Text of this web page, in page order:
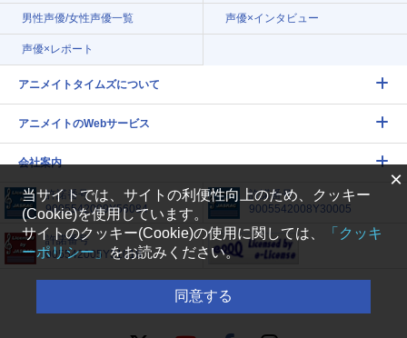
男性声優/女性声優一覧 声優×インタビュー
声優×レポート
アニメイトタイムズについて
アニメイトのWebサービス
会社案内
許諾番号
9005542009Y56084
許諾番号
9005542008Y30005
許諾番号
005542005Y31018
×
当サイトでは、サイトの利便性向上のため、クッキー
(Cookie)を使用しています。
サイトのクッキー(Cookie)の使用に関しては、
「クッキ
ーポリシー」をお読みください。
同意する